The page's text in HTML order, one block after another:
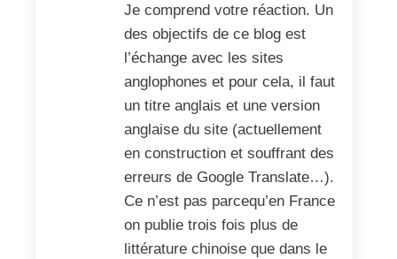
Je comprend votre réaction. Un
des objectifs de ce blog est
l’échange avec les sites
anglophones et pour cela, il faut
un titre anglais et une version
anglaise du site (actuellement
en construction et souffrant des
erreurs de Google Translate…).
Ce n’est pas parcequ’en France
on publie trois fois plus de
littérature chinoise que dans le